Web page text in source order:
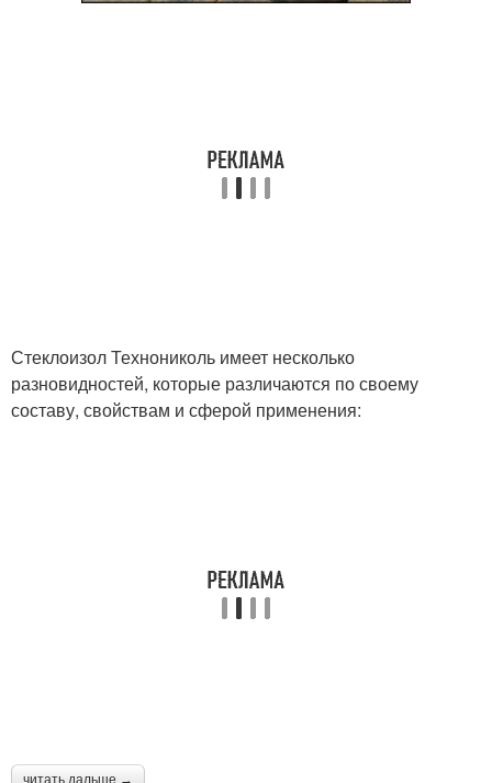
Стеклоизол Технониколь имеет несколько
разновидностей, которые различаются по своему
составу, свойствам и сферой применения:
читать дальше →